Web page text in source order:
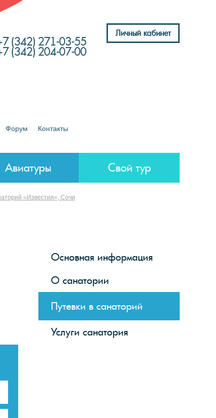
Личный кабинет
(342) 271-03-55
(342) 204-07-00
Форум Контакты
Авиатуры Свой тур
«Известия», Сочи
Основная информация
О санатории
Путевки в санаторий
Услуги санатория